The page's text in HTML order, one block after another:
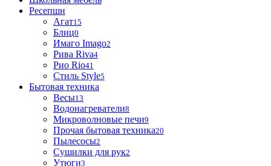
Ресепшн
Агат15
Блиц0
Имаго Imago2
Рива Riva4
Рио Rio41
Стиль Style5
Бытовая техника
Весы13
Водонагреватели8
Микроволновые печи9
Прочая бытовая техника20
Пылесосы2
Сушилки для рук2
Утюги3